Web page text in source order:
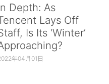
Depth: As
Lays Off
Is Its ‘Winter’
年04月01日